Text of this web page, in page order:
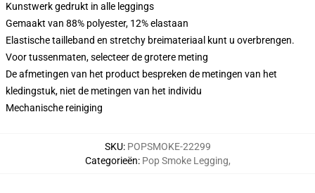
Kunstwerk gedrukt in alle leggings
Gemaakt van 88% polyester, 12% elastaan
Elastische tailleband en stretchy breimateriaal kunt u overbrengen.
Voor tussenmaten, selecteer de grotere meting
De afmetingen van het product bespreken de metingen van het
kledingstuk, niet de metingen van het individu
Mechanische reiniging
SKU: POPSMOKE-22299
Categorieën: Pop Smoke Legging,